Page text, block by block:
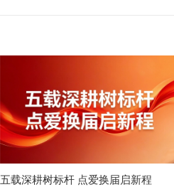
五载深耕树标杆 点爱换届启新程